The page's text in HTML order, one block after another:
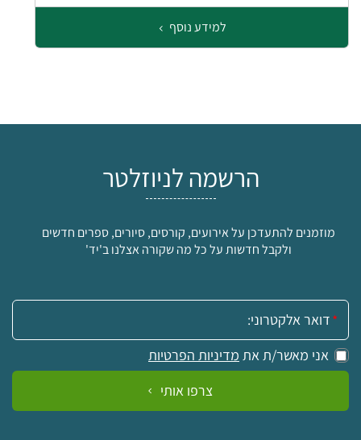
למידע נוסף
הרשמה לניוזלטר
מוזמנים להתעדכן על אירועים, קורסים, סיורים, ספרים חדשים
ולקבל חדשות על כל מה שקורה אצלנו ב'יד'
אימייל:
אני מאשר/ת את מדיניות הפרטיות
צרפו אותי